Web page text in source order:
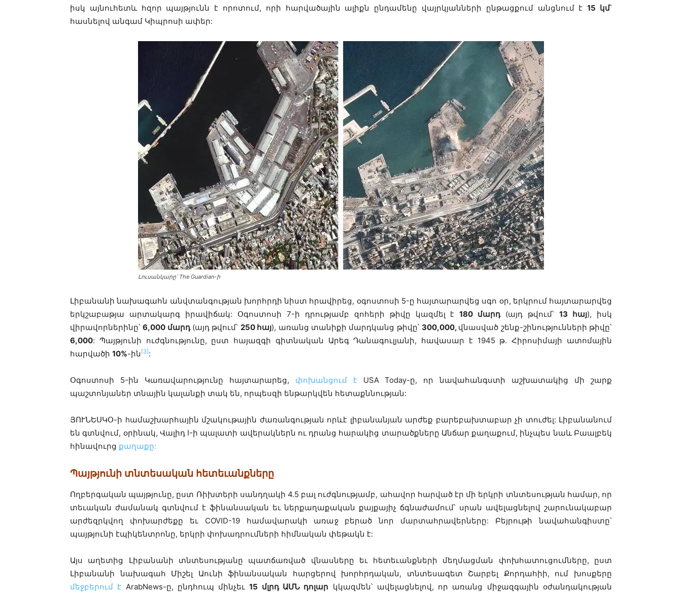
իսկ այնուհետև հզոր պայթյունն է որոտում, որի հարվածային ալիքն ընդամենը վայրկյանների ընթացքում անցնում է15 կմ՝
հասնելով անգամ Կիպրոսի ափեր:
Լուսանկարը՝ The Guardian-ի
Լիբանանի նախագահն անվտանգության խորհրդի նիստ հրավիրեց, օգոստոսի 5-ը հայտարարվեց սգո օր, երկրում հայտարարվեց
երկշաբաթյա արտակարգ իրավիճակ: Օգոստոսի 7-ի դրությամբ զոհերի թիվը կազմել է180 մարդ(այդ թվում՝13 հայ), իսկ
վիրավորներինը՝6,000 մարդ(այդ թվում՝ 250 հայ), առանց տանիքի մարդկանց թիվը՝ 300,000, վնասված շենք-շինությունների թիվը՝
6,000: Պայթյունի ուժգնությունը, ըստ հայազգի գիտնական Արեգ Դանագուլյանի, հավասար է 1945 թ. Հիրոսիմայի ատոմային
հարվածի 10%-ին[3]:
Օգոստոսի 5-ին Կառավարությունը հայտարարեց, փոխանցում էUSA Today-ը, որ նավահանգստի աշխատակից մի շարք
պաշտոնյաներ տնային կալանքի տակ են, որպեսզի ենթարկվեն հետաքննության:
ՅՈՒՆԵՍԿՕ-ի hամաշխարհային մշակութային ժառանգության որևէ լիբանանյան արժեք բարեբախտաբար չի տուժել: Լիբանանում
են գտնվում, օրինակ, Վալիդ I-ի պալատի ավերակներն ու դրանց հարակից տարածքները Անճար քաղաքում, ինչպես նաև Բաալբեկ
հինավուրց քաղաքը:
Պայթյունի տնտեսական հետեւանքները
Ողբերգական պայթյունը, ըստ Ռիխտերի սանդղակի 4.5 բալ ուժգնությամբ, ահավոր հարված էր մի երկրի տնտեսության համար, որ
տեւական ժամանակ գտնվում է ֆինանսական եւ ներքաղաքական քայքայիչ ճգնաժամում՝ սրան ավելացնելով շարունակաբար
արժեզրկվող փոխարժեքը եւ COVID-19 համավարակի առաջ բերած նոր մարտահրավերները: Բեյրութի նավահանգիստը՝
պայթյունի էպիկենտրոնը, երկրի փոխադրումների հիմնական փեթակն է:
Այս աղետից Լիբանանի տնտեսությանը պատճառված վնասները եւ հետեւանքների մեղմացման փոխհատուցումները, ըստ
Լիբանանի նախագահ Միշել Աունի ֆինանսական հարցերով խորհրդական, տնտեսագետ Շարբել Քորդահիի, ում խոսքերը
մեջբերում է ArabNews-ը, ընդհուպ մինչեւ15 մլրդ ԱՄՆ դոլար կկազմեն՝ ավելացնելով, որ առանց միջազգային օժանդակության